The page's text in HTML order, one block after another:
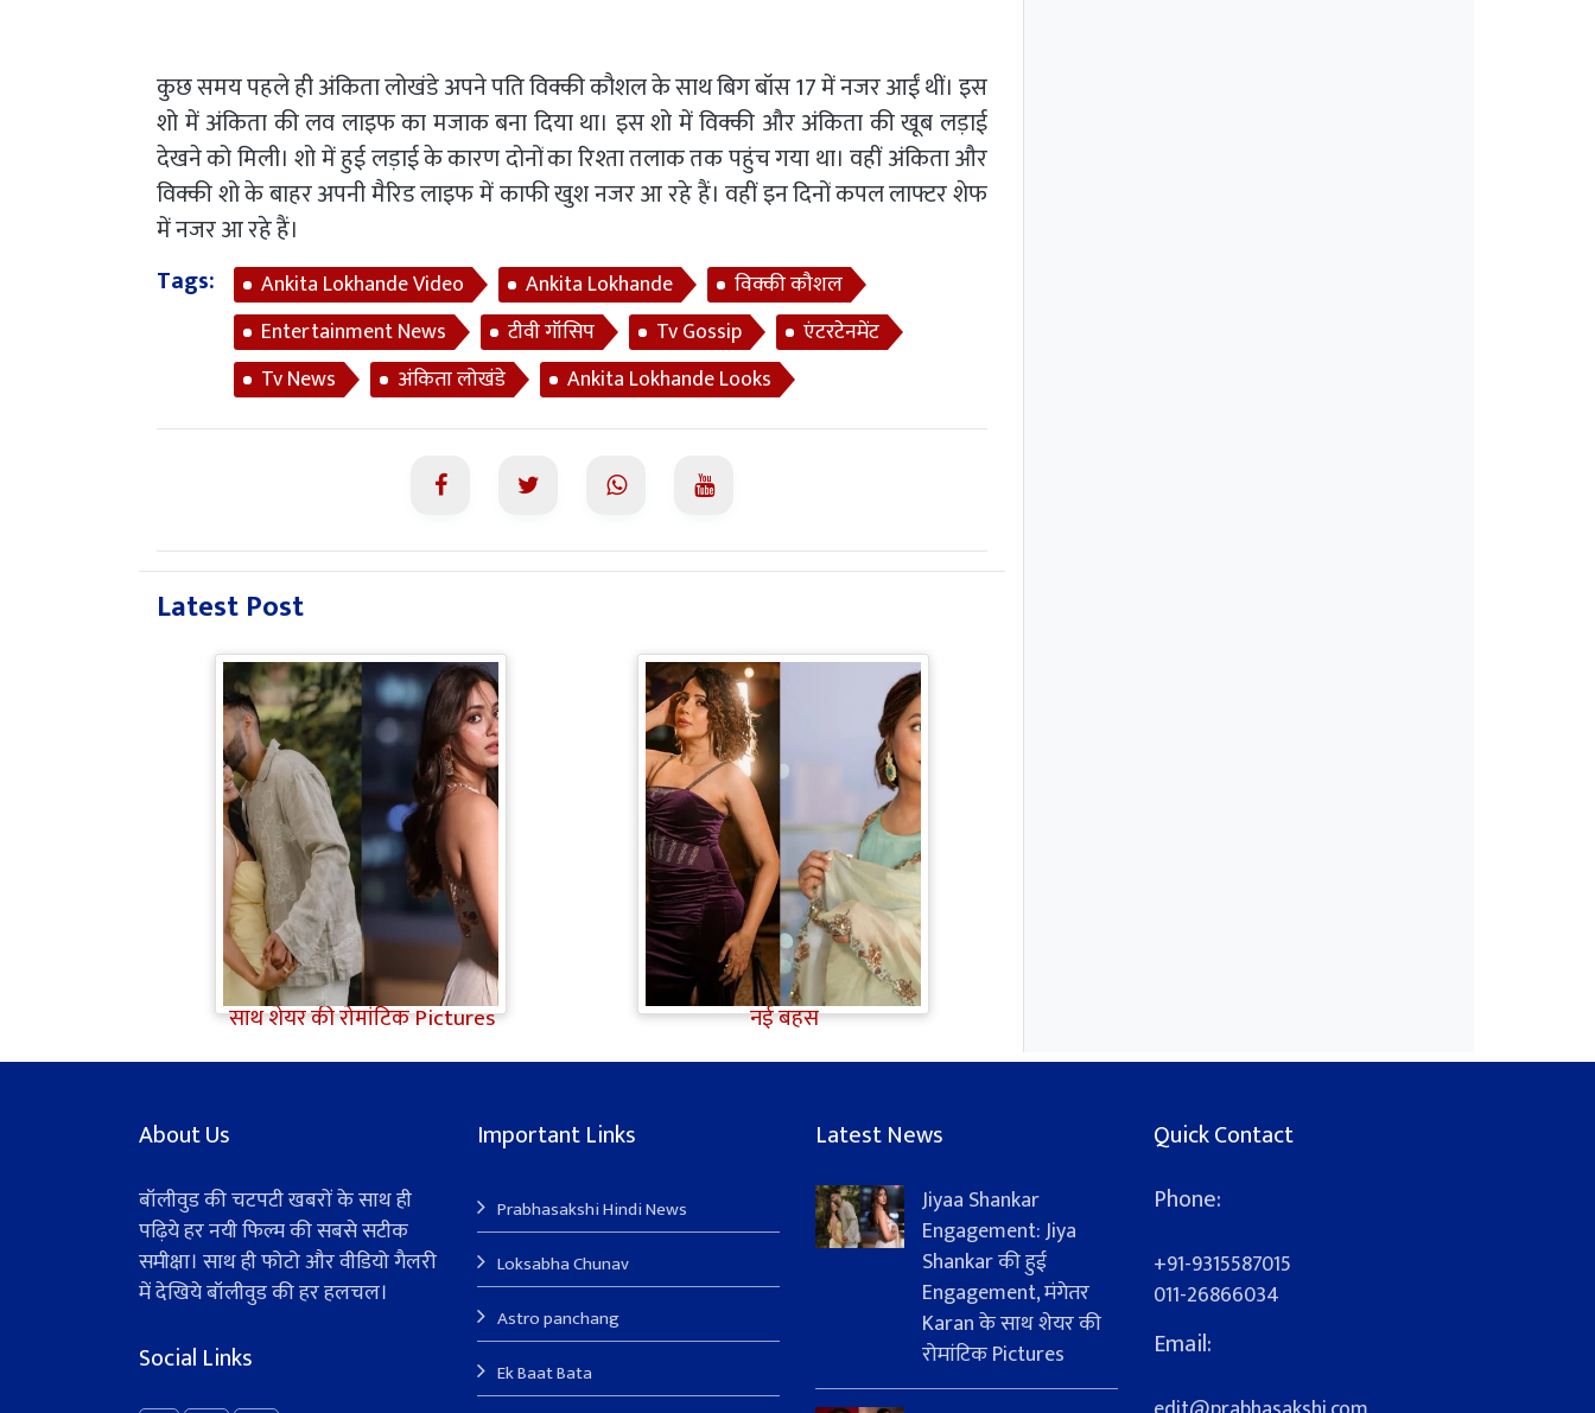
कुछ समय पहले ही अंकिता लोखंडे अपने पति विक्की कौशल के साथ बिग बॉस 17 में नजर आईं थीं। इस
शो में अंकिता की लव लाइफ का मजाक बना दिया था। इस शो में विक्की और अंकिता की खूब लड़ाई
देखने को मिली। शो में हुई लड़ाई के कारण दोनों का रिश्ता तलाक तक पहुंच गया था। वहीं अंकिता और
विक्की शो के बाहर अपनी मैरिड लाइफ में काफी खुश नजर आ रहे हैं। वहीं इन दिनों कपल लाफ्टर शेफ
में नजर आ रहे हैं।
Tags:
Ankita Lokhande Video Ankita Lokhande
विक्की कौशल
Entertainment News
टीवी गॉसिप Tv Gossip
एंटरटेनमेंट
Tv News
अंकिता लोखंडे Ankita Lokhande Looks
Latest Post
Jiyaa Shankar Engagement:
Jiya Shankar की हुई
Engagement, मंगेतर Karan के
साथ शेयर की रोमांटिक Pictures
TV Gossip: 'तीखी मिर्ची' हैं Hina
Khan, सूपर्नखा रोल के लिए
परफेक्ट; Rozalin Khan ने छेड़ी
नई बहस
About Us
बॉलीवुड की चटपटी खबरों के साथ ही
पढ़िये हर नयी फिल्म की सबसे सटीक
समीक्षा। साथ ही फोटो और वीडियो गैलरी
में देखिये बॉलीवुड की हर हलचल।
Social Links
Important Links
Prabhasakshi Hindi News
Loksabha Chunav
Astro panchang
Ek Baat Bata
Latest News
Jiyaa Shankar
Engagement: Jiya
Shankar की हुई
Engagement, मंगेतर
Karan के साथ शेयर की
रोमांटिक Pictures
Quick Contact
Phone:
+91-9315587015
011-26866034
Email: